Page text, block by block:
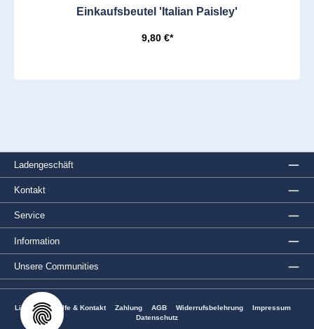
Einkaufsbeutel 'Italian Paisley'
9,80 €*
Ladengeschäft
Service
Information
Kontakt
Unsere Communities
Lieferung Hilfe & Kontakt Zahlung AGB Widerrufsbelehrung
Impressum
Datenschutz